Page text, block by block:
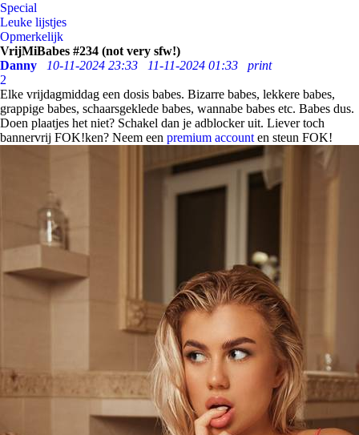
Special
Leuke lijstjes
Opmerkelijk
VrijMiBabes #234 (not very sfw!)
Danny
10-11-2024 23:33 11-11-2024 01:33
print
2
Elke vrijdagmiddag een dosis babes. Bizarre babes, lekkere babes,
grappige babes, schaarsgeklede babes, wannabe babes etc. Babes dus.
Doen plaatjes het niet? Schakel dan je adblocker uit. Liever toch
bannervrij FOK!ken? Neem een premium account en steun FOK!